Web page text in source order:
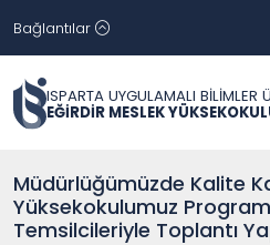
Bağlantılar
ISPARTA UYGULAMALI BİLİMLER
EĞİRDİR MESLEK
Müdürlüğümüzde Kalite
Yüksekokulumuz
Temsilcileriyle Toplantı